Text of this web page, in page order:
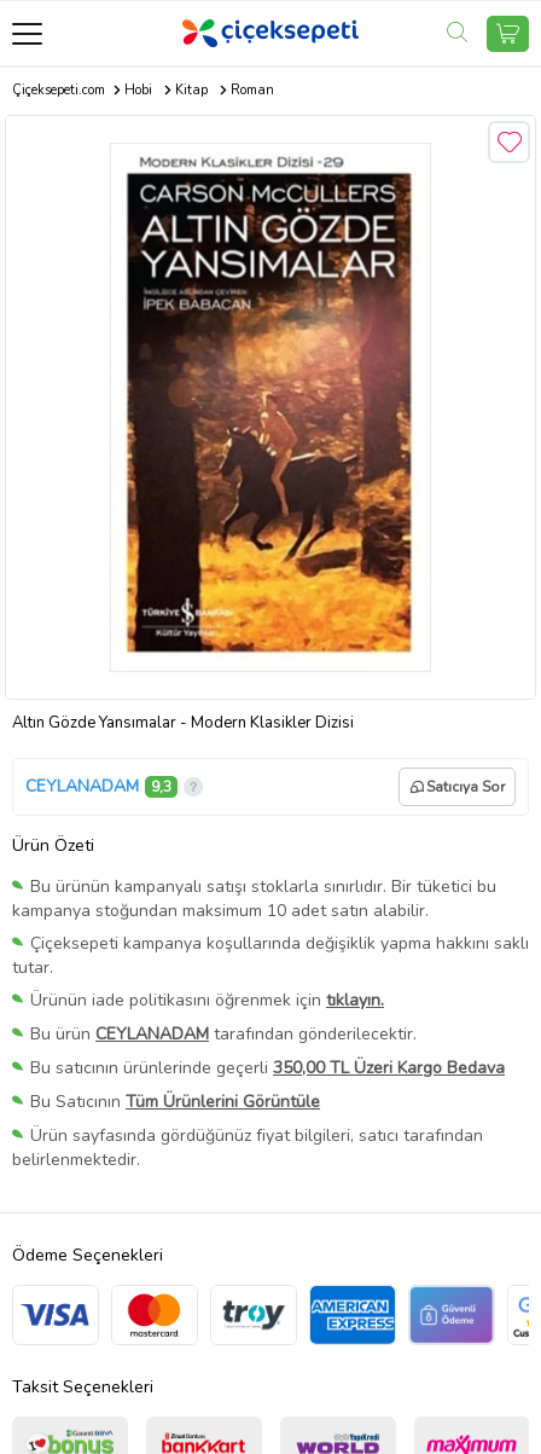
Çiçeksepeti.com Hobi Kitap Roman
Altın Gözde Yansımalar - Modern Klasikler Dizisi
CEYLANADAM 9,3 Satıcıya Sor
Ürün Özeti
Bu ürünün kampanyalı satışı stoklarla sınırlıdır. Bir tüketici bu
kampanya stoğundan maksimum 10 adet satın alabilir.
Çiçeksepeti kampanya koşullarında değişiklik yapma hakkını saklı
tutar.
Ürünün iade politikasını öğrenmek için tıklayın.
Bu ürün CEYLANADAM tarafından gönderilecektir.
Bu satıcının ürünlerinde geçerli 350,00 TL Üzeri Kargo Bedava
Bu Satıcının Tüm Ürünlerini Görüntüle
Ürün sayfasında gördüğünüz fiyat bilgileri, satıcı tarafından
belirlenmektedir.
Ödeme Seçenekleri
Taksit Seçenekleri